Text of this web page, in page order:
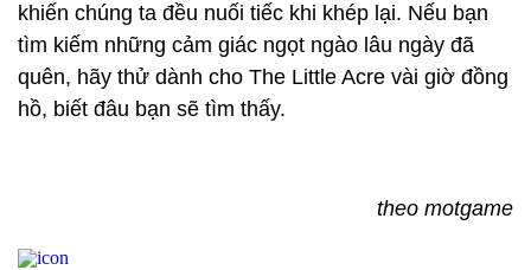
khiến chúng ta đều nuối tiếc khi khép lại. Nếu bạn
tìm kiếm những cảm giác ngọt ngào lâu ngày đã
quên, hãy thử dành cho The Little Acre vài giờ đồng
hồ, biết đâu bạn sẽ tìm thấy.
theo motgame